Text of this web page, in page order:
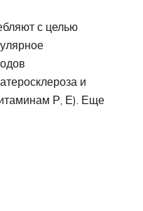
с целью
и
Р, Е). Еще